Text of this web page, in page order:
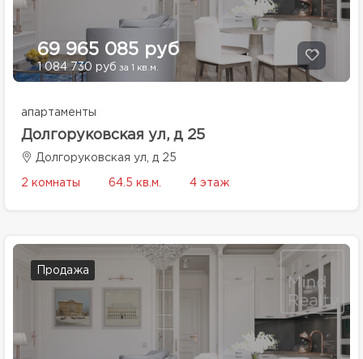
69 965 085 руб
1 084 730 руб за 1 кв.м.
апартаменты
Долгоруковская ул, д 25
Долгоруковская ул, д 25
2 комнаты 64.5 кв.м. 4 этаж
Продажа